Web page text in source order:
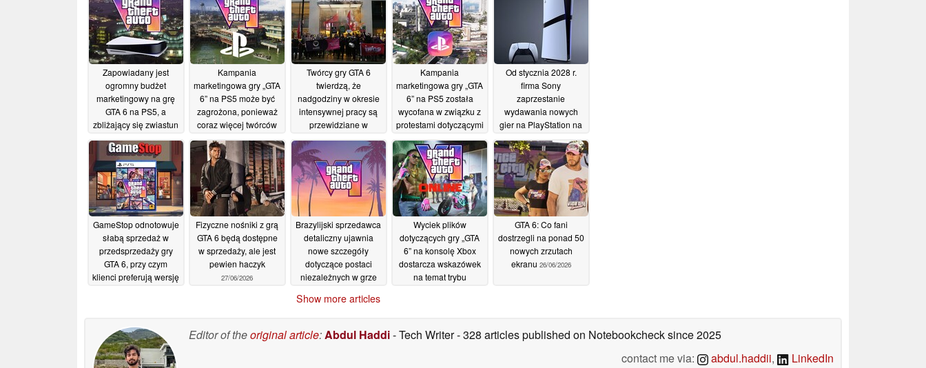
Zapowiadany jest
ogromny budżet
marketingowy na grę
GTA 6 na PS5, a
zbliżający się zwiastun
intensywną kampanię
reklamową01/08/2026
Kampania
marketingowa gry „GTA
6” na PS5 może być
zagrożona, ponieważ
coraz więcej twórców
negatywne reakcje ze
strony PlayStation
17/07/2026
Twórcy gry GTA 6
twierdzą, że
nadgodziny w okresie
intensywnej pracy są
przewidziane w
z firmą Rockstar
06/07/2026
Kampania
marketingowa gry „GTA
6” na PS5 została
wycofana w związku z
protestami dotyczącymi
PlayStation produkcji
gier na nośnikach
fizycznych05/07/2026
Od stycznia 2028 r.
firma Sony
zaprzestanie
wydawania nowych
gier na PlayStation na
02/07/2026
GameStop odnotowuje
słabą sprzedaż w
przedsprzedaży gry
GTA 6, przy czym
klienci preferują wersję
Fizyczne nośniki z grą
GTA 6 będą dostępne
w sprzedaży, ale jest
pewien haczyk
27/06/2026
Brazylijski sprzedawca
detaliczny ujawnia
nowe szczegóły
dotyczące postaci
niezależnych w grze
mediów
grze oraz innych
kwestii
Wyciek plików
dotyczących gry „GTA
6” na konsolę Xbox
dostarcza wskazówek
na temat trybu
GTA 6: Co fani
dostrzegli na ponad 50
nowych zrzutach
ekranu 26/06/2026
Show more articles
Editor of theoriginal article:Abdul Haddi- Tech Writer- 328 articles published on Notebookchecksince 2025
contact me via:
abdul.haddii, LinkedIn